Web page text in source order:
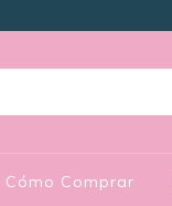
Cómo Comprar